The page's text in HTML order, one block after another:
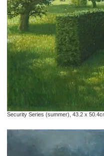
Security Series (summer), 43.2 x